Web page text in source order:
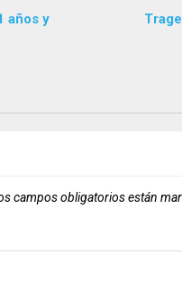
años y
campos obligatorios están